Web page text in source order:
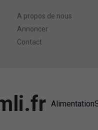
A propos de nous
Annoncer
Contact
Alimentation